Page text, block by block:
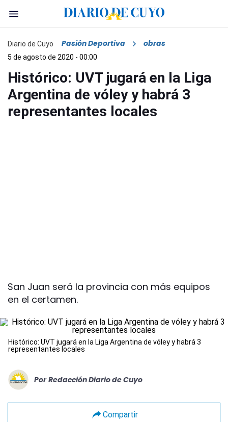
Diario de Cuyo Pasión Deportiva obras
5 de agosto de 2020 - 00:00
Histórico: UVT jugará en la Liga
Argentina de vóley y habrá 3
representantes locales
San Juan será la provincia con más equipos
en el certamen.
Histórico: UVT jugará en la Liga Argentina de vóley y habrá 3
representantes locales
Por Redacción Diario de Cuyo
Compartir